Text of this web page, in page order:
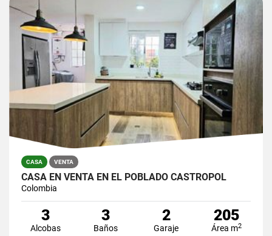
CASA VENTA
CASA EN VENTA EN EL POBLADO CASTROPOL
Colombia
3
Alcobas
3
Baños
2
Garaje
205
Área m2